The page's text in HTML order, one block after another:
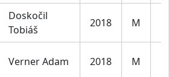
Doskočil
Tobiáš
2018 M
Verner Adam 2018 M